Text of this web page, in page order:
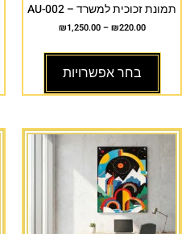
תמונת זכוכית למשרד – AU-002
₪220.00
–
₪1,250.00
בחר אפשרויות